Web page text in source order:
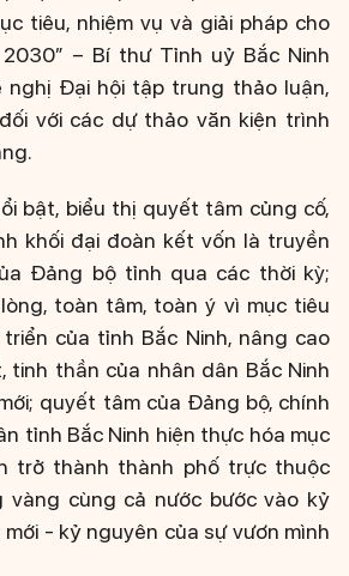
tiêu, nhiệm vụ và giải pháp cho
– Bí thư Tỉnh uỷ Bắc Ninh
nghị Đại hội tập trung thảo luận,
với các dự thảo văn kiện trình
bật, biểu thị quyết tâm củng cố,
khối đại đoàn kết vốn là truyền
Đảng bộ tỉnh qua các thời kỳ;
toàn tâm, toàn ý vì mục tiêu
của tỉnh Bắc Ninh, nâng cao
tinh thần của nhân dân Bắc Ninh
quyết tâm của Đảng bộ, chính
tỉnh Bắc Ninh hiện thực hóa mục
trở thành thành phố trực thuộc
vàng cùng cả nước bước vào kỷ
- kỷ nguyên của sự vươn mình